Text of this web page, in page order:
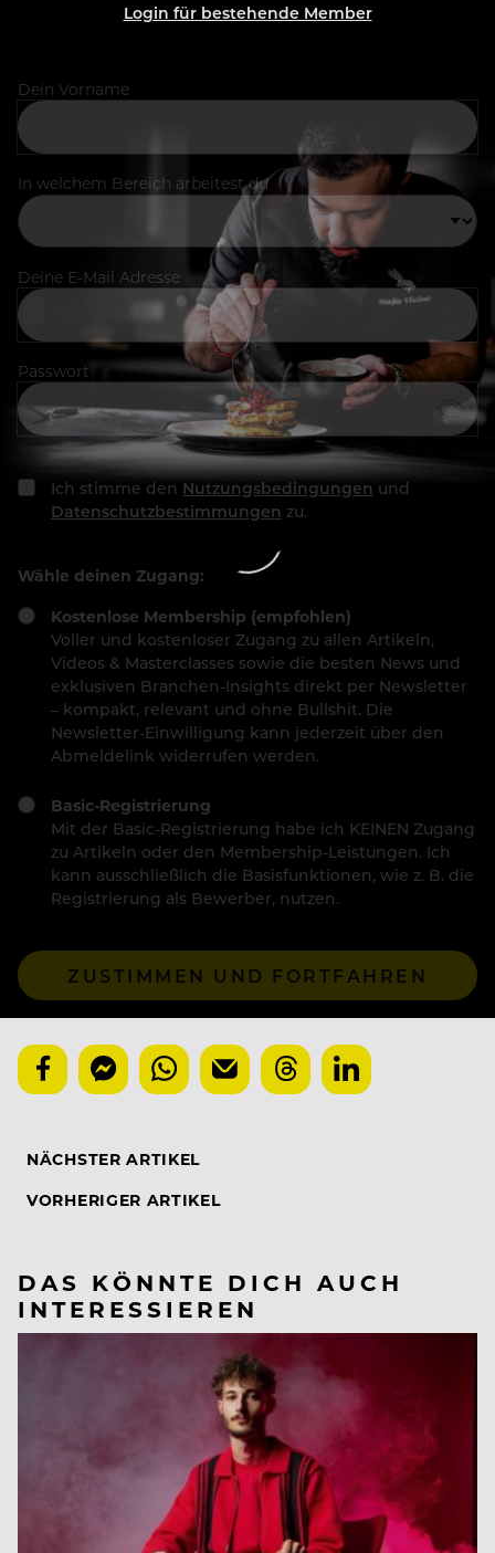
Login für bestehende Member
Dein Vorname
In welchem Bereich arbeitest du
Deine E-Mail Adresse
Passwort
Ich stimme den Nutzungsbedingungen und
Datenschutzbestimmungen zu.
Wähle deinen Zugang:
Kostenlose Membership (empfohlen)
Voller und kostenloser Zugang zu allen Artikeln,
Videos & Masterclasses sowie die besten News und
exklusiven Branchen-Insights direkt per Newsletter
– kompakt, relevant und ohne Bullshit. Die
Newsletter-Einwilligung kann jederzeit über den
Abmeldelink widerrufen werden.
Basic-Registrierung
Mit der Basic-Registrierung habe ich KEINEN Zugang
zu Artikeln oder den Membership-Leistungen. Ich
kann ausschließlich die Basisfunktionen, wie z. B. die
Registrierung als Bewerber, nutzen.
ZUSTIMMEN UND FORTFAHREN
NÄCHSTER ARTIKEL
VORHERIGER ARTIKEL
DAS KÖNNTE DICH AUCH
INTERESSIEREN